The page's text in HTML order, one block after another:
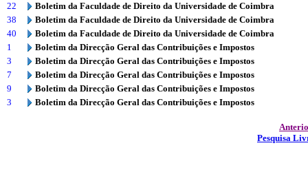
22
Boletim da Faculdade de Direito da Universidade de Coimbra
38
Boletim da Faculdade de Direito da Universidade de Coimbra
40
Boletim da Faculdade de Direito da Universidade de Coimbra
1
Boletim da Direcção Geral das Contribuições e Impostos
3
Boletim da Direcção Geral das Contribuições e Impostos
7
Boletim da Direcção Geral das Contribuições e Impostos
9
Boletim da Direcção Geral das Contribuições e Impostos
3
Boletim da Direcção Geral das Contribuições e Impostos
Pesquisa